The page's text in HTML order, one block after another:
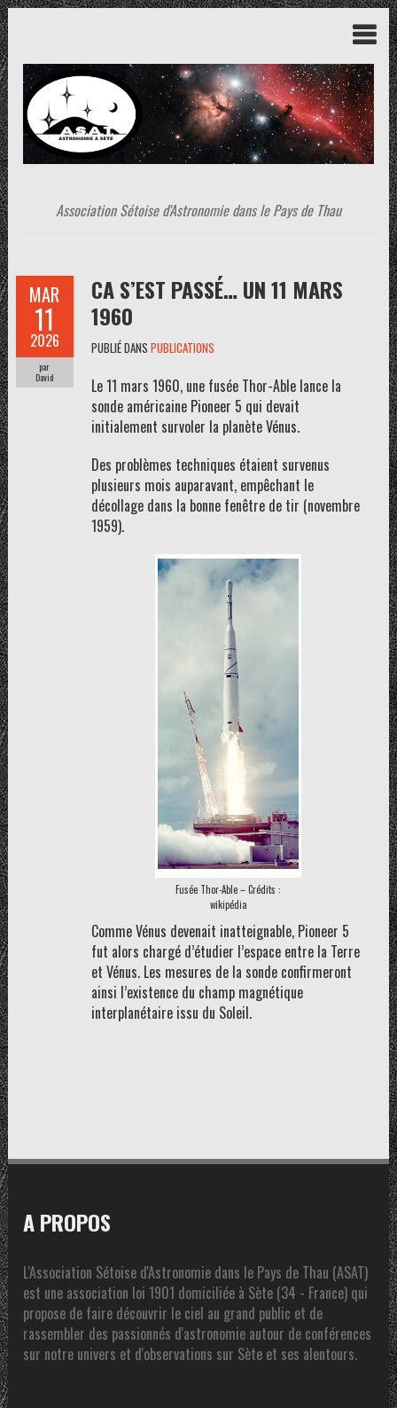
Association Sétoise d'Astronomie dans le Pays de Thau
MAR
11
2026
par
David
CA S’EST PASSÉ… UN 11 MARS
1960
PUBLIÉ DANS PUBLICATIONS
Le 11 mars 1960, une fusée Thor-Able lance la
sonde américaine Pioneer 5 qui devait
initialement survoler la planète Vénus.
Des problèmes techniques étaient survenus
plusieurs mois auparavant, empêchant le
décollage dans la bonne fenêtre de tir (novembre
1959).
Fusée Thor-Able – Crédits :
wikipédia
Comme Vénus devenait inatteignable, Pioneer 5
fut alors chargé d’étudier l’espace entre la Terre
et Vénus. Les mesures de la sonde confirmeront
ainsi l’existence du champ magnétique
interplanétaire issu du Soleil.
A PROPOS
L'Association Sétoise d'Astronomie dans le Pays de Thau (ASAT)
est une association loi 1901 domiciliée à Sète (34 - France) qui
propose de faire découvrir le ciel au grand public et de
rassembler des passionnés d'astronomie autour de conférences
sur notre univers et d'observations sur Sète et ses alentours.